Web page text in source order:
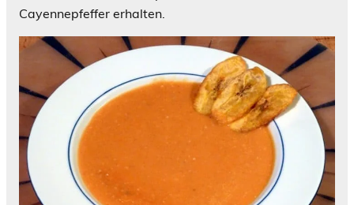
Cayennepfeffer erhalten.